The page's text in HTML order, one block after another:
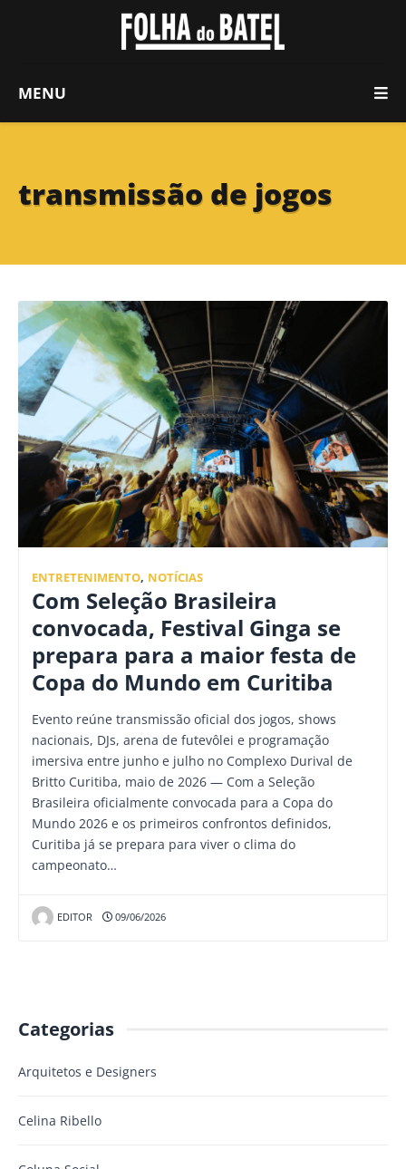
MENU
transmissão de jogos
ENTRETENIMENTO, NOTÍCIAS
Com Seleção Brasileira
convocada, Festival Ginga se
prepara para a maior festa de
Copa do Mundo em Curitiba
Evento reúne transmissão oficial dos jogos, shows
nacionais, DJs, arena de futevôlei e programação
imersiva entre junho e julho no Complexo Durival de
Britto Curitiba, maio de 2026 — Com a Seleção
Brasileira oficialmente convocada para a Copa do
Mundo 2026 e os primeiros confrontos definidos,
Curitiba já se prepara para viver o clima do
campeonato…
EDITOR 09/06/2026
Categorias
Arquitetos e Designers
Celina Ribello